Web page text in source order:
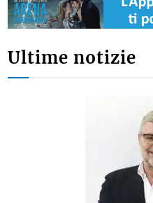
Ultime notizie